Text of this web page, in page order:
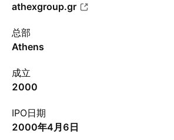
athexgroup.gr
总部
Athens
成立
2000
IPO日期
2000年4月6日